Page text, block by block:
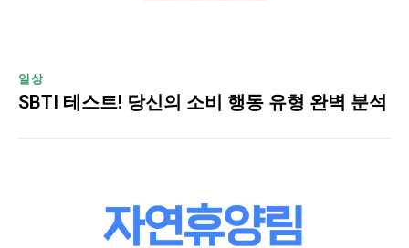
일상
SBTI 테스트! 당신의 소비 행동 유형 완벽 분석